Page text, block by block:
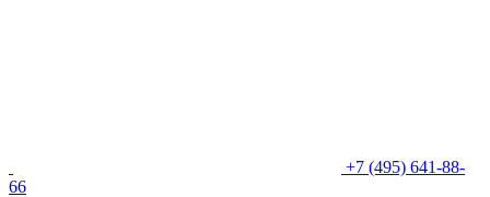
+7 (495) 641-88-
66